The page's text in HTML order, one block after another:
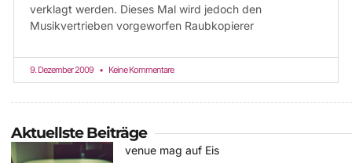
verklagt werden. Dieses Mal wird jedoch den
Musikvertrieben vorgeworfen Raubkopierer
9. Dezember 2009 Keine Kommentare
Aktuellste Beiträge
venue mag auf Eis